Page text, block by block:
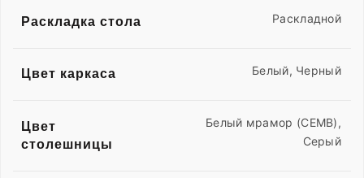
Раскладка стола Раскладной
Цвет каркаса Белый, Черный
Цвет
столешницы
Белый мрамор (CEMB),
Серый